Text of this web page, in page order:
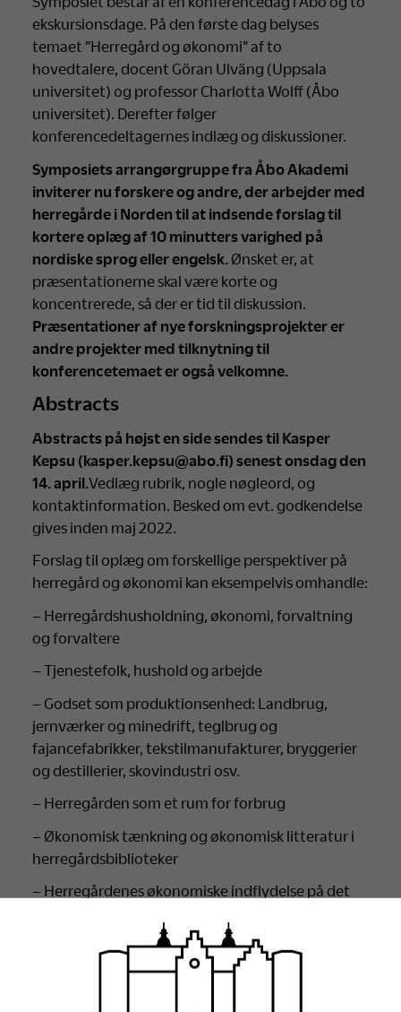
ekskursionsdage. På den første dag belyses
temaet ”Herregård og økonomi” af to
hovedtalere, docent Göran Ulväng (Uppsala
universitet) og professor Charlotta Wolff (Åbo
universitet). Derefter følger
konferencedeltagernes indlæg og diskussioner.
Symposiets arrangørgruppe fra Åbo Akademi
inviterer nu forskere og andre, der arbejder med
herregårde i Norden til at indsende forslag til
kortere oplæg af 10 minutters varighed på
nordiske sprog eller engelsk. Ønsket er, at
præsentationerne skal være korte og
koncentrerede, så der er tid til diskussion.
Præsentationer af nye forskningsprojekter er
andre projekter med tilknytning til
konferencetemaet er også velkomne.
Abstracts
Abstracts på højst en side sendes til Kasper
Kepsu (kasper.kepsu@abo.fi) senest onsdag den
14. april. Vedlæg rubrik, nogle nøgleord, og
kontaktinformation. Besked om evt. godkendelse
gives inden maj 2022.
Forslag til oplæg om forskellige perspektiver på
herregård og økonomi kan eksempelvis omhandle:
– Herregårdshusholdning, økonomi, forvaltning
og forvaltere
– Tjenestefolk, hushold og arbejde
– Godset som produktionsenhed: Landbrug,
jernværker og minedrift, teglbrug og
fajancefabrikker, tekstilmanufakturer, bryggerier
og destillerier, skovindustri osv.
– Herregården som et rum for forbrug
– Økonomisk tænkning og økonomisk litteratur i
herregårdsbiblioteker
– Herregårdenes økonomiske indflydelse på det
– Herregårdsøkonomi i dag i privat eller offentlig